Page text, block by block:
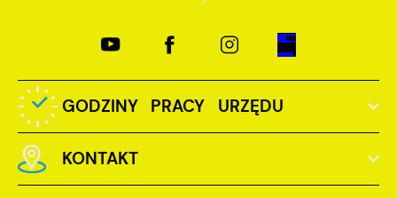
GODZINY PRACY URZĘDU
KONTAKT